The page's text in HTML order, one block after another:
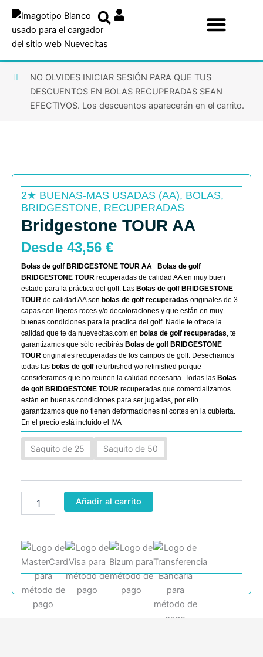
contenido
NO OLVIDES INICIAR SESIÓN PARA QUE TUS
DESCUENTOS EN BOLAS RECUPERADAS SEAN
EFECTIVOS. Los descuentos aparecerán en el carrito.
2★ BUENAS-MAS USADAS (AA), BOLAS,
BRIDGESTONE, RECUPERADAS
Bridgestone TOUR AA
Desde 43,56 €
Bolas de golf BRIDGESTONE TOUR AA
Bolas de golf
BRIDGESTONE TOUR recuperadas de calidad AA en muy buen
estado para la práctica del golf. Las Bolas de golf BRIDGESTONE
TOUR de calidad AA son bolas de golf recuperadas originales de 3
capas con ligeros roces y/o decoloraciones y que están en muy
buenas condiciones para la practica del golf. Nadie te ofrece la
calidad que te da nuevecitas.com en bolas de golf recuperadas, te
garantizamos que sólo recibirás Bolas de golf BRIDGESTONE
TOUR originales recuperadas de los campos de golf. Desechamos
todas las bolas de golf refurbished y/o refinished porque
consideramos que no reunen la calidad necesaria. Todas las Bolas
de golf BRIDGESTONE TOUR recuperadas que comercializamos
están en buenas condiciones para ser jugadas, por ello
garantizamos que no tienen deformaciones ni cortes en la cubierta.
En el precio está incluido el IVA
Saquito de 25 Saquito de 50
Bridgestone
TOUR
AA
Añadir al carrito